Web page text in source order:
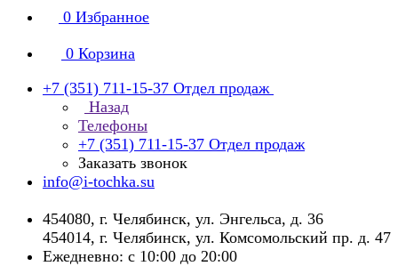
0 Избранное
0 Корзина
+7 (351) 711-15-37 Отдел продаж
Назад
Телефоны
+7 (351) 711-15-37 Отдел продаж
Заказать звонок
info@i-tochka.su
​454080, г. Челябинск, ул. Энгельса, д. 36
454014, г. Челябинск, ул. Комсомольский пр. д. 47
Ежедневно: с 10:00 до 20:00